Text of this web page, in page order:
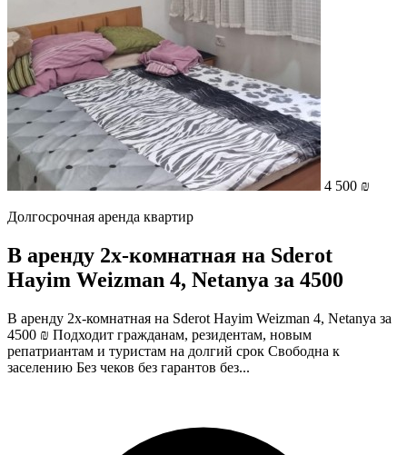
4 500 ₪
Долгосрочная аренда квартир
В аренду 2х-комнатная на Sderot
Hayim Weizman 4, Netanya за 4500
В аренду 2х-комнатная на Sderot Hayim Weizman 4, Netanya за
4500 ₪ Подходит гражданам, резидентам, новым
репатриантам и туристам на долгий срок Свободна к
заселению Без чеков без гарантов без...